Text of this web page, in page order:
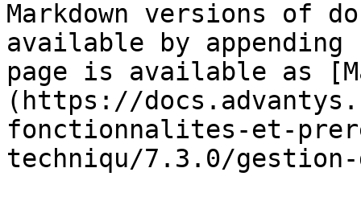
Markdown versions of
available by
page is available as
(https://
fonctionnalites-et-
techniqu/7.3.0/